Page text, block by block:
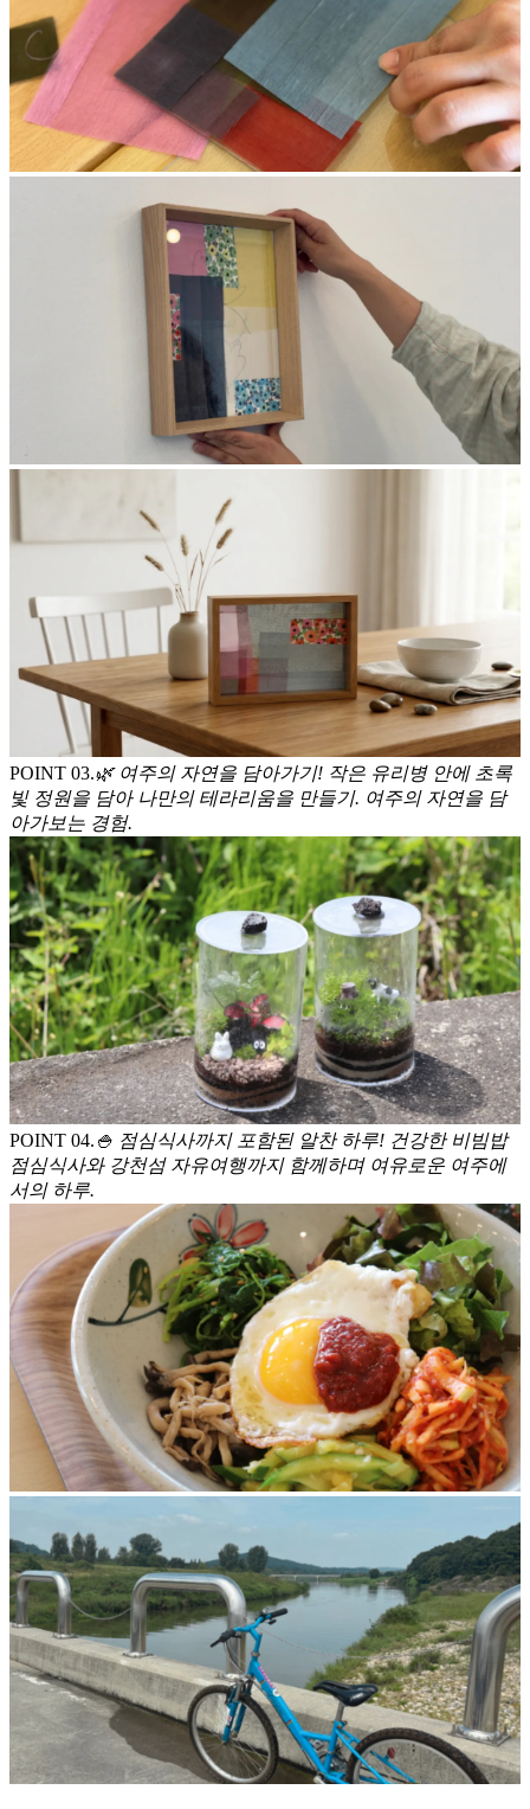
POINT 03.🌿 여주의 자연을 담아가기! 작은 유리병 안에 초록
빛 정원을 담아 나만의 테라리움을 만들기. 여주의 자연을 담
아가보는 경험.
POINT 04.🍚 점심식사까지 포함된 알찬 하루! 건강한 비빔밥
점심식사와 강천섬 자유여행까지 함께하며 여유로운 여주에
서의 하루.